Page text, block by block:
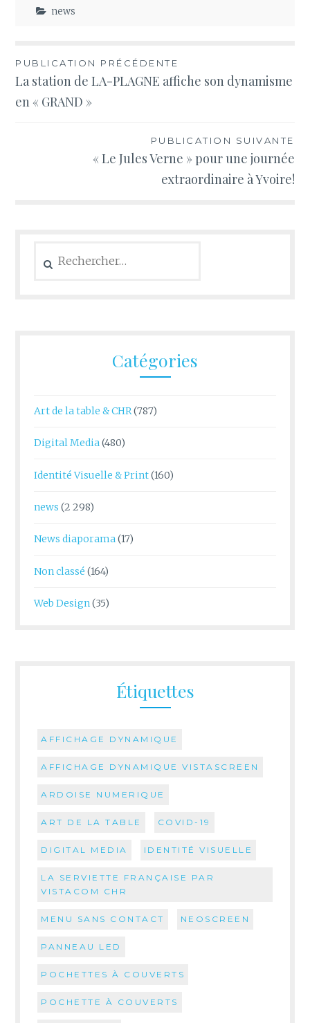
news
Navigation
de
PUBLICATION PRÉCÉDENTE
La station de LA-PLAGNE affiche son dynamisme
en « GRAND »
PUBLICATION SUIVANTE
« Le Jules Verne » pour une journée
extraordinaire à Yvoire!
Catégories
Art de la table & CHR(787)
Digital Media(480)
Identité Visuelle & Print(160)
news (2 298)
News diaporama(17)
Non classé (164)
Web Design(35)
Étiquettes
AFFICHAGE DYNAMIQUE
AFFICHAGE DYNAMIQUE VISTASCREEN
ARDOISE NUMERIQUE
ART DE LA TABLE COVID-19
DIGITAL MEDIA IDENTITÉ VISUELLE
LA SERVIETTE FRANÇAISE PAR
VISTACOM CHR
MENU SANS CONTACT NEOSCREEN
PANNEAU LED
POCHETTES À COUVERTS
POCHETTE À COUVERTS